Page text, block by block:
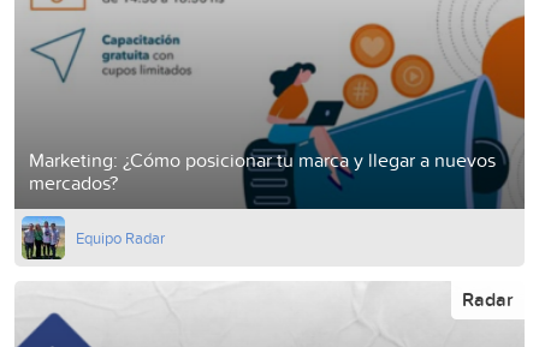
Marketing: ¿Cómo posicionar tu marca y llegar a nuevos
mercados?
Equipo Radar
Radar